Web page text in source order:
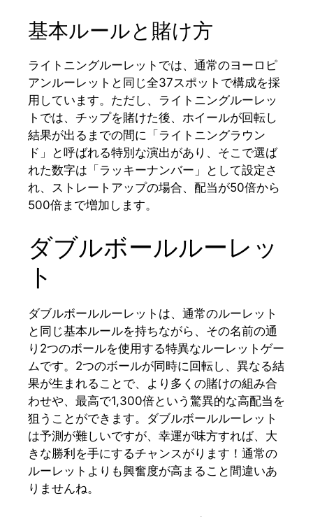
基本ルールと賭け方
ライトニングルーレットでは、通常のヨーロピ
アンルーレットと同じ全37スポットで構成を採
用しています。ただし、ライトニングルーレッ
トでは、チップを賭けた後、ホイールが回転し
結果が出るまでの間に「ライトニングラウン
ド」と呼ばれる特別な演出があり、そこで選ば
れた数字は「ラッキーナンバー」として設定さ
れ、ストレートアップの場合、配当が50倍から
500倍まで増加します。
ダブルボールルーレッ
ト
ダブルボールルーレットは、通常のルーレット
と同じ基本ルールを持ちながら、その名前の通
り2つのボールを使用する特異なルーレットゲー
ムです。2つのボールが同時に回転し、異なる結
果が生まれることで、より多くの賭けの組み合
わせや、最高で1,300倍という驚異的な高配当を
狙うことができます。ダブルボールルーレット
は予測が難しいですが、幸運が味方すれば、大
きな勝利を手にするチャンスがります！通常の
ルーレットよりも興奮度が高まること間違いあ
りませんね。